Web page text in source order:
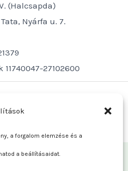
a forgalom elemzése és a
a beállításaidat.
(Halcsapda)
Nyárfa u. 7.
11740047-27102600